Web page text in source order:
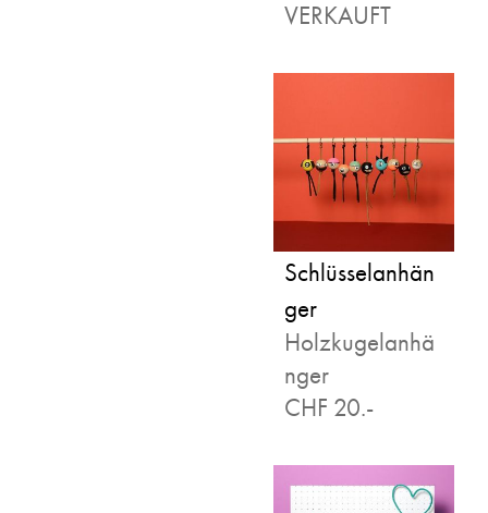
VERKAUFT
Schlüsselanhän
ger
Holzkugelanhä
nger
CHF 20.-